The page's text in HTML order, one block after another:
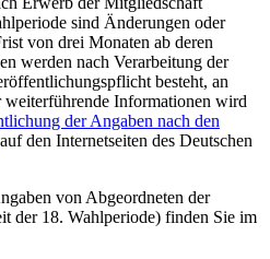
sind Änderungen oder
von drei Monaten ab deren
werden nach Verarbeitung der
besteht, an
Informationen wird
der Angaben nach den
auf den Internetseiten des Deutschen
von Abgeordneten der
der 18. Wahlperiode) finden Sie im